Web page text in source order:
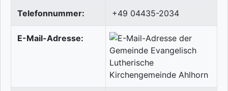
Telefonnummer: +49 04435-2034
E-Mail-Adresse: